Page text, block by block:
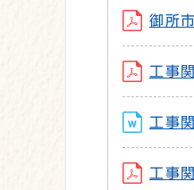
御所
工事
工事
工事